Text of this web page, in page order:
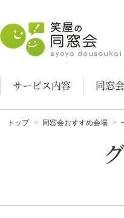
笑屋の同窓会
サービス内容 同窓
トップ 同窓会おすすめ会場